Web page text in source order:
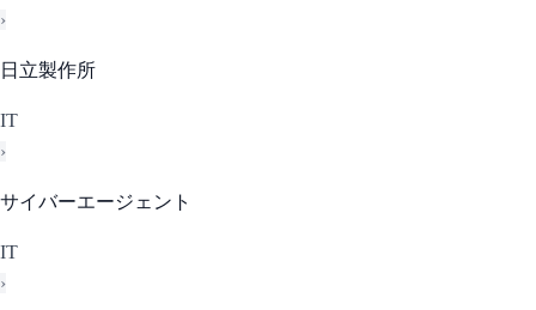
›
日立製作所
IT
›
サイバーエージェント
IT
›